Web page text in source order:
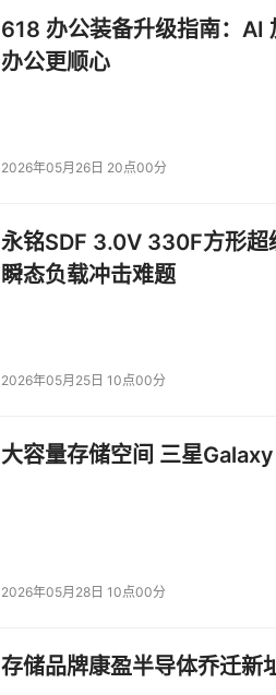
618 办公装备升级指南：AI
办公更顺心
2026年05月26日 20点00分
永铭SDF 3.0V 330F方形
瞬态负载冲击难题
2026年05月25日 10点00分
大容量存储空间 三星
2026年05月28日 10点00分
存储品牌康盈半导体乔迁新